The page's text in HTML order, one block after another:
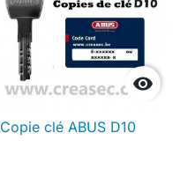

Copie clé ABUS D10